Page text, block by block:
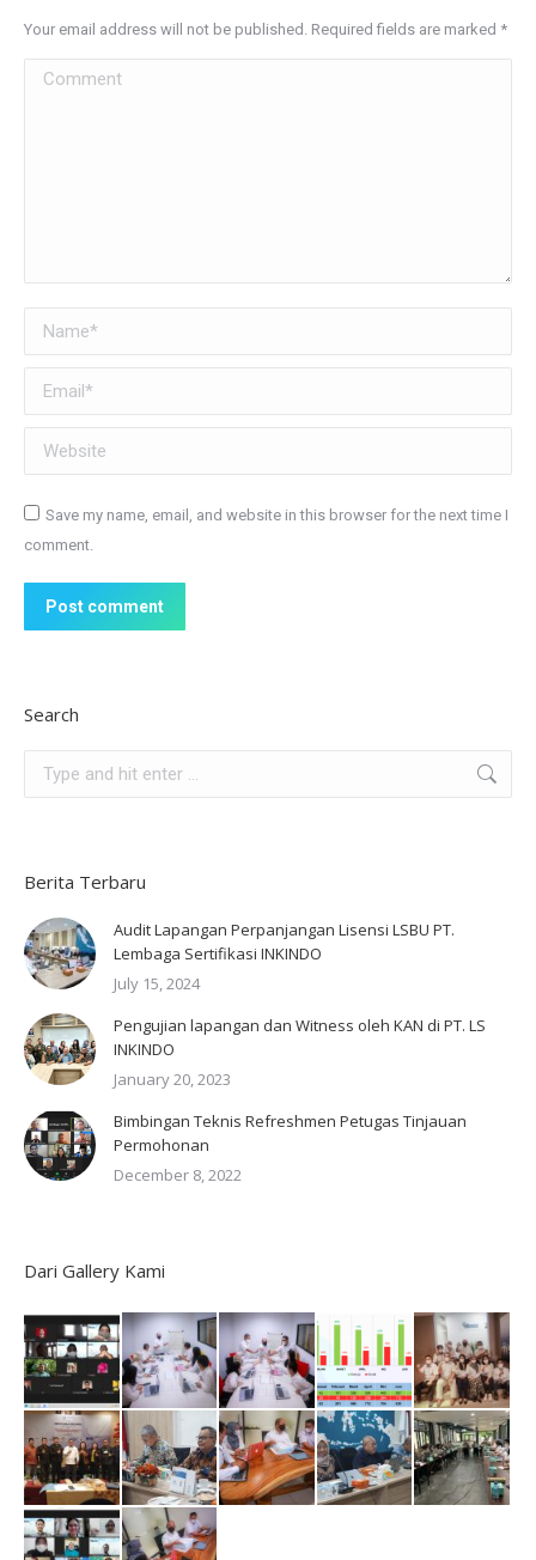
Your email address will not be published. Required fields are marked *
Comment
Name *
Email *
Website
Save my name, email, and website in this browser for the next time I
comment.
Post comment
Search
Berita Terbaru
Audit Lapangan Perpanjangan Lisensi LSBU PT.
Lembaga Sertifikasi INKINDO
July 15, 2024
Pengujian lapangan dan Witness oleh KAN di PT. LS
INKINDO
January 20, 2023
Bimbingan Teknis Refreshmen Petugas Tinjauan
Permohonan
December 8, 2022
Dari Gallery Kami